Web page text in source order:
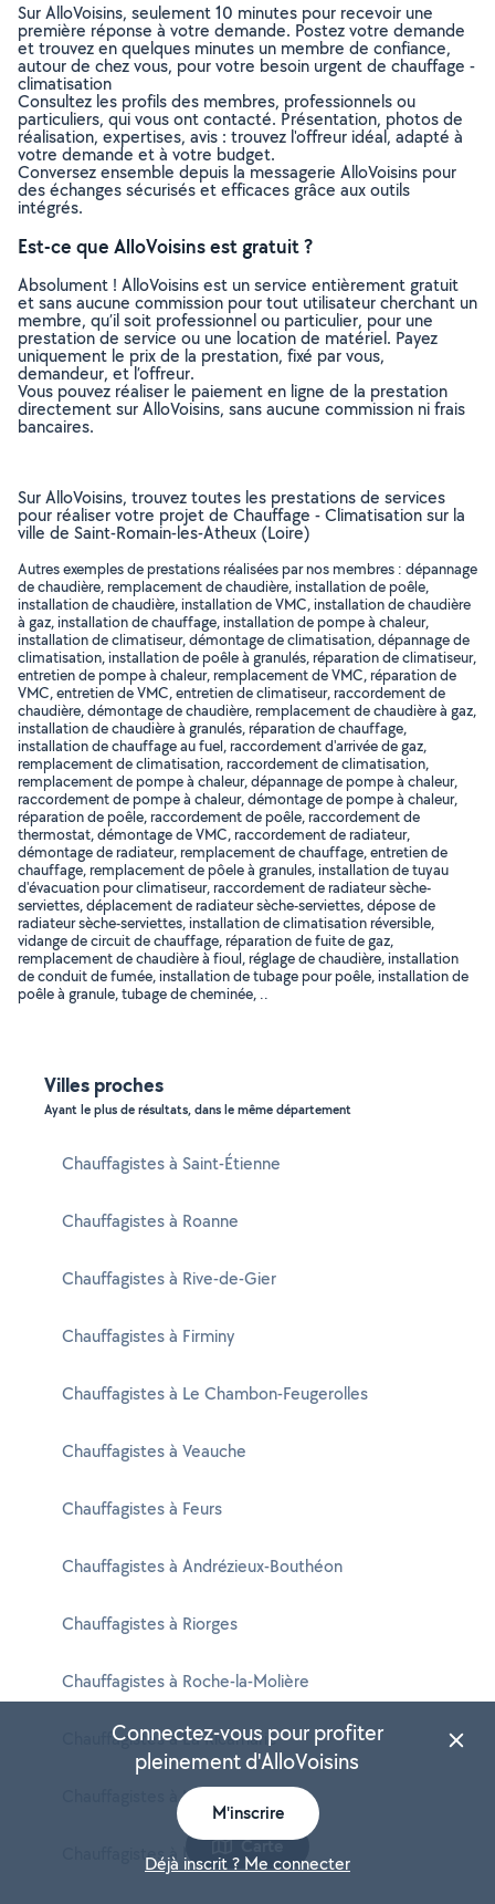
Sur AlloVoisins, seulement 10 minutes pour recevoir une
première réponse à votre demande. Postez votre demande
et trouvez en quelques minutes un membre de confiance,
autour de chez vous, pour votre besoin urgent de chauffage -
climatisation
Consultez les profils des membres, professionnels ou
particuliers, qui vous ont contacté. Présentation, photos de
réalisation, expertises, avis : trouvez l'offreur idéal, adapté à
votre demande et à votre budget.
Conversez ensemble depuis la messagerie AlloVoisins pour
des échanges sécurisés et efficaces grâce aux outils
intégrés.
Est-ce que AlloVoisins est gratuit ?
Absolument ! AlloVoisins est un service entièrement gratuit
et sans aucune commission pour tout utilisateur cherchant un
membre, qu’il soit professionnel ou particulier, pour une
prestation de service ou une location de matériel. Payez
uniquement le prix de la prestation, fixé par vous,
demandeur, et l’offreur.
Vous pouvez réaliser le paiement en ligne de la prestation
directement sur AlloVoisins, sans aucune commission ni frais
bancaires.
Sur AlloVoisins, trouvez toutes les prestations de services
pour réaliser votre projet de Chauffage - Climatisation sur la
ville de Saint-Romain-les-Atheux (Loire)
Autres exemples de prestations réalisées par nos membres : dépannage
de chaudière, remplacement de chaudière, installation de poêle,
installation de chaudière, installation de VMC, installation de chaudière
à gaz, installation de chauffage, installation de pompe à chaleur,
installation de climatiseur, démontage de climatisation, dépannage de
climatisation, installation de poêle à granulés, réparation de climatiseur,
entretien de pompe à chaleur, remplacement de VMC, réparation de
VMC, entretien de VMC, entretien de climatiseur, raccordement de
chaudière, démontage de chaudière, remplacement de chaudière à gaz,
installation de chaudière à granulés, réparation de chauffage,
installation de chauffage au fuel, raccordement d'arrivée de gaz,
remplacement de climatisation, raccordement de climatisation,
remplacement de pompe à chaleur, dépannage de pompe à chaleur,
raccordement de pompe à chaleur, démontage de pompe à chaleur,
réparation de poêle, raccordement de poêle, raccordement de
thermostat, démontage de VMC, raccordement de radiateur,
démontage de radiateur, remplacement de chauffage, entretien de
chauffage, remplacement de pôele à granules, installation de tuyau
d'évacuation pour climatiseur, raccordement de radiateur sèche-
serviettes, déplacement de radiateur sèche-serviettes, dépose de
radiateur sèche-serviettes, installation de climatisation réversible,
vidange de circuit de chauffage, réparation de fuite de gaz,
remplacement de chaudière à fioul, réglage de chaudière, installation
de conduit de fumée, installation de tubage pour poêle, installation de
poêle à granule, tubage de cheminée, ..
Villes proches
Ayant le plus de résultats, dans le même département
Chauffagistes à Saint-Étienne
Chauffagistes à Roanne
Chauffagistes à Rive-de-Gier
Chauffagistes à Firminy
Chauffagistes à Le Chambon-Feugerolles
Chauffagistes à Veauche
Chauffagistes à Feurs
Chauffagistes à Andrézieux-Bouthéon
Chauffagistes à Riorges
Chauffagistes à Roche-la-Molière
Chauffagistes à La Ricamarie
Chauffagistes à Unieux
Chauffagistes à Mably Carte
Connectez-vous pour profiter
pleinement d'AlloVoisins
M'inscrire
Déjà inscrit ? Me connecter